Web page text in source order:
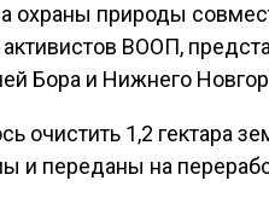
охраны природы
ВООП,
Бора и Нижнего
очистить 1,2
и переданы на